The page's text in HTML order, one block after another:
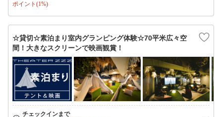
ポイント(1%)
☆貸切☆素泊まり室内グランピング体験☆70平米広々空
間！大きなスクリーンで映画観賞！